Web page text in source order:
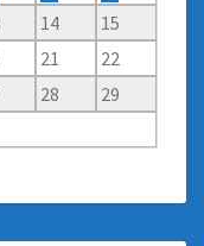
14
15
21
22
28
29